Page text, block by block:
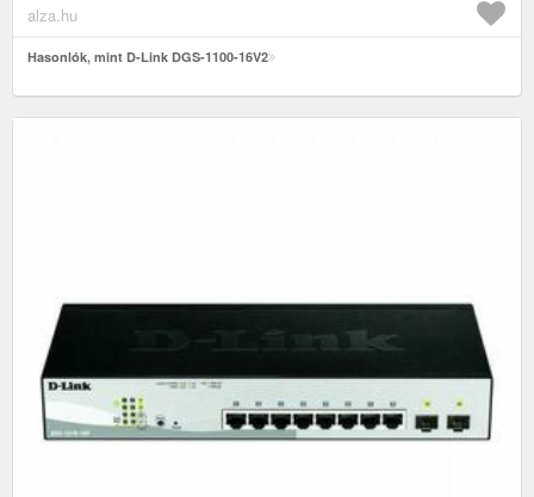
alza.hu
Hasonlók, mint D-Link DGS-1100-16V2